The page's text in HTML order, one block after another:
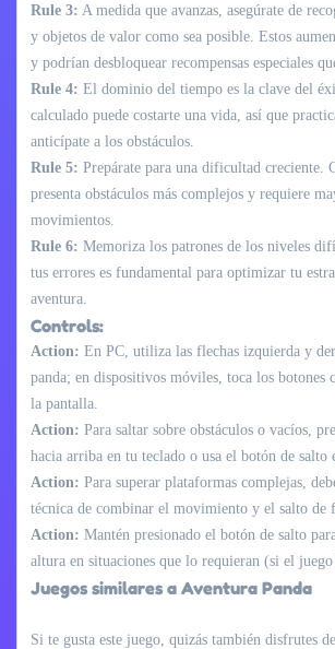
Rule 3: A medida que avanzas, asegúrate de
y objetos de valor como sea posible. Estos
y podrían desbloquear recompensas especiales
Rule 4: El dominio del tiempo es la clave del
calculado puede costarte una vida, así que
anticípate a los obstáculos.
Rule 5: Prepárate para una dificultad creciente.
presenta obstáculos más complejos y requiere
movimientos.
Rule 6: Memoriza los patrones de los niveles
tus errores es fundamental para optimizar tu
aventura.
Controls:
Action: En PC, utiliza las flechas izquierda y
panda; en dispositivos móviles, toca los botones
la pantalla.
Action: Para saltar sobre obstáculos o vacíos,
hacia arriba en tu teclado o usa el botón de salto
Action: Para superar plataformas complejas,
técnica de combinar el movimiento y el salto de
Action: Mantén presionado el botón de salto
altura en situaciones que lo requieran (si el
Juegos similares a Aventura Panda
Si te gusta este juego, quizás también disfrutes